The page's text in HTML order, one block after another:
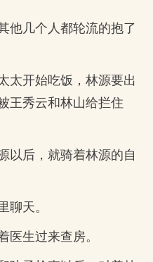
他几个人都轮流的抱了
太开始吃饭，林源要出
王秀云和林山给拦住
以后，就骑着林源的自
天。
生过来查房。